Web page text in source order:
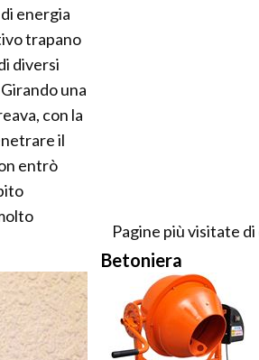
energia
trapano
diversi
una
con la
il
entrò
Pagine più visitate
Betoniera